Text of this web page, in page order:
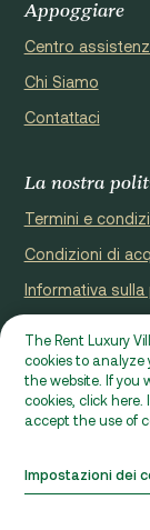
Appoggiare
Centro
Chi Siamo
Contattaci
La nostra
Termini e
Condizioni di
Informativa sulla
Sito web
HR - 22000,
Ⓒ 2026 RLVC.
Sviluppato da Epic
The Rent Luxury
cookies to analyze
the website. If you
cookies, click here.
accept the use of
Impostazioni dei